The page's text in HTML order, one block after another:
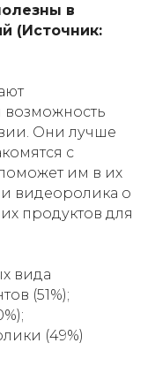
в
(Источник:
возможность
Они лучше
с
им в их
видеоролика о
продуктов для
вида
(51%);
(49%)